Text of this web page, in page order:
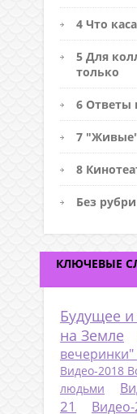
4 Что
5 Для
только
6 Ответы
7
8
Без
КЛЮЧЕВЫЕ
Будущее
на Земле
Видео-2018
людьми
21